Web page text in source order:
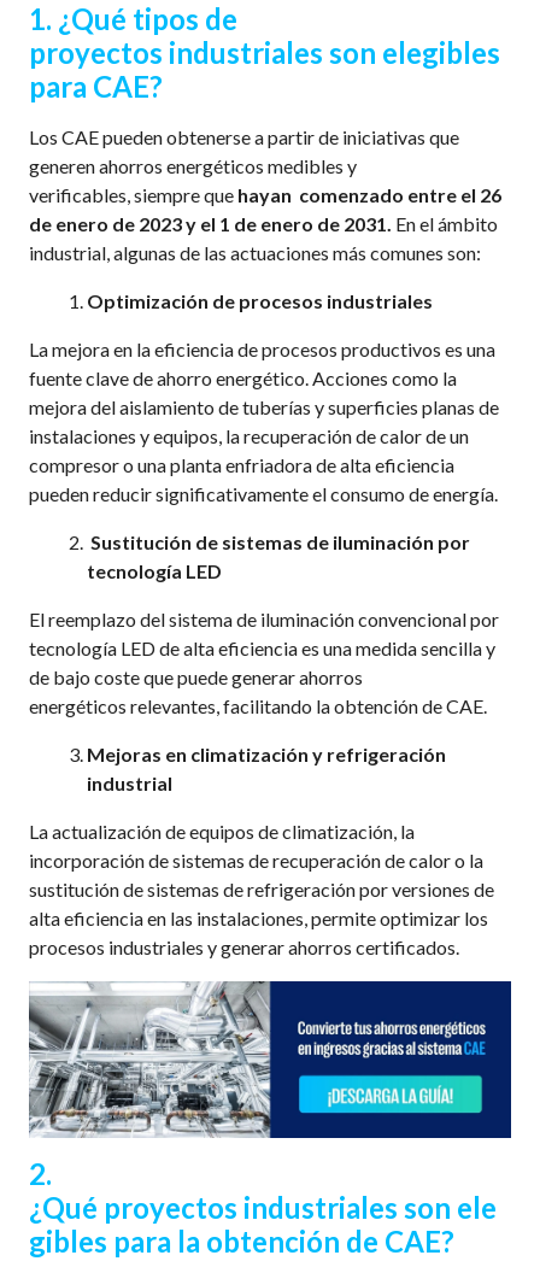
1. ¿Qué tipos de
proyectos industrialesson elegibles
para CAE?
Los CAE pueden obtenerse a partir de iniciativas que
generen ahorros energéticos medibles y
verificables, siempre que hayan comenzado entre el 26
de enero de 2023 y el 1 de enero de 2031. En el ámbito
industrial, algunas de las actuaciones más comunes son:
Optimización de procesos industriales
La mejora en la eficiencia de procesos productivos es una
fuente clave de ahorro energético. Acciones como la
mejora del aislamiento de tuberías y superficies planas de
instalaciones y equipos, la recuperación de calor de un
compresor o una planta enfriadora de alta eficiencia
pueden reducir significativamente el consumo de energía.
Sustitución de sistemas de iluminación por
tecnología LED
El reemplazo del sistema de iluminación convencional por
tecnología LED de alta eficiencia es una medida sencilla y
de bajo coste que puede generar ahorros
energéticos relevantes, facilitando la obtención de CAE.
Mejoras en climatización y refrigeración
industrial
La actualización de equipos de climatización, la
incorporación de sistemas de recuperación de calor o la
sustitución de sistemas de refrigeración por versiones de
alta eficiencia en las instalaciones, permite optimizar los
procesos industriales y generar ahorros certificados.
2.
¿Qué proyectos industriales son ele
gibles para la obtención de CAE?